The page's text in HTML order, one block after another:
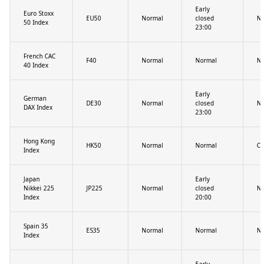
Euro Stoxx
50 Index
EU50 Normal
Early
closed
23:00
French CAC
40 Index
F40 Normal Normal
German
DAX Index
DE30 Normal
Early
closed
23:00
Hong Kong
Index
HK50 Normal Normal
Japan
Nikkei 225
Index
JP225 Normal
Early
closed
20:00
Spain 35
Index
ES35 Normal Normal